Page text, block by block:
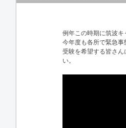
例年この時期に筑波
今年度も各所で緊急
受験を希望する皆さ
い。